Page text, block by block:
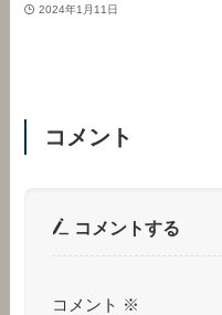
2024年1月11日
コメント
コメントする
コメント ※